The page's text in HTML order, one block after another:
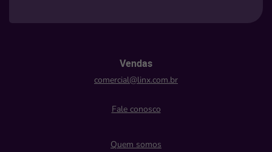
Vendas
comercial@linx.com.br
Fale conosco
Quem somos